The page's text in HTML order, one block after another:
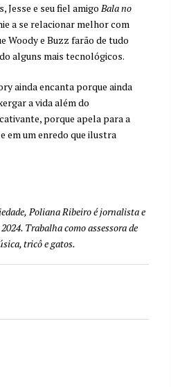
Jesse e seu fiel amigo Bala no
a se relacionar melhor com
Woody e Buzz farão de tudo
alguns mais tecnológicos.
ainda encanta porque ainda
a vida além do
porque apela para a
em um enredo que ilustra
Poliana Ribeiro é jornalista e
Trabalha como assessora de
tricô e gatos.